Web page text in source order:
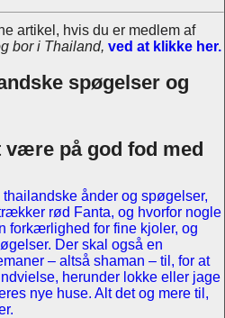
artikel, hvis du er medlem af
bor i Thailand, ved at klikke her.
spøgelser og
på god fod med
ånder og spøgelser,
rød Fanta, og hvorfor nogle
forkærlighed for fine kjoler, og
Der skal også en
– altså shaman – til, for at
herunder lokke eller jage
nye huse. Alt det og mere til,